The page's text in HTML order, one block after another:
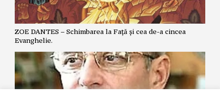
ZOE DANTES – Schimbarea la Față și cea de-a cincea
Evanghelie.